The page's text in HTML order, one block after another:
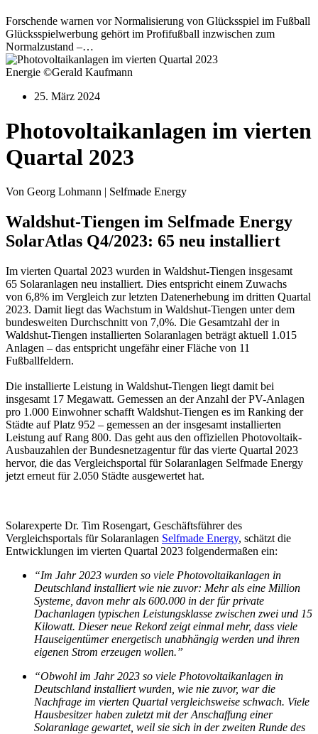
Forschende warnen vor Normalisierung von Glücksspiel im Fußball
Glücksspielwerbung gehört im Profifußball inzwischen zum
Normalzustand –…
Energie ©Gerald Kaufmann
25. März 2024
Photovoltaikanlagen im vierten
Quartal 2023
Von Georg Lohmann | Selfmade Energy
Waldshut-Tiengen im Selfmade Energy
SolarAtlas Q4/2023: 65 neu installiert
Im vierten Quartal 2023 wurden in Waldshut-Tiengen insgesamt
65 Solaranlagen neu installiert. Dies entspricht einem Zuwachs
von 6,8% im Vergleich zur letzten Datenerhebung im dritten Quartal
2023. Damit liegt das Wachstum in Waldshut-Tiengen unter dem
bundesweiten Durchschnitt von 7,0%. Die Gesamtzahl der in
Waldshut-Tiengen installierten Solaranlagen beträgt aktuell 1.015
Anlagen – das entspricht ungefähr einer Fläche von 11
Fußballfeldern.
Die installierte Leistung in Waldshut-Tiengen liegt damit bei
insgesamt 17 Megawatt. Gemessen an der Anzahl der PV-Anlagen
pro 1.000 Einwohner schafft Waldshut-Tiengen es im Ranking der
Städte auf Platz 952 – gemessen an der insgesamt installierten
Leistung auf Rang 800. Das geht aus den offiziellen Photovoltaik-
Ausbauzahlen der Bundesnetzagentur für das vierte Quartal 2023
hervor, die das Vergleichsportal für Solaranlagen Selfmade Energy
jetzt erneut für 2.050 Städte ausgewertet hat.
Solarexperte Dr. Tim Rosengart, Geschäftsführer des
Vergleichsportals für Solaranlagen Selfmade Energy, schätzt die
Entwicklungen im vierten Quartal 2023 folgendermaßen ein:
“Im Jahr 2023 wurden so viele Photovoltaikanlagen in
Deutschland installiert wie nie zuvor: Mehr als eine Million
Systeme, davon mehr als 600.000 in der für private
Dachanlagen typischen Leistungsklasse zwischen zwei und 15
Kilowatt. Dieser neue Rekord zeigt einmal mehr, dass viele
Hauseigentümer energetisch unabhängig werden und ihren
eigenen Strom erzeugen wollen.”
“Obwohl im Jahr 2023 so viele Photovoltaikanlagen in
Deutschland installiert wurden, wie nie zuvor, war die
Nachfrage im vierten Quartal vergleichsweise schwach. Viele
Hausbesitzer haben zuletzt mit der Anschaffung einer
Solaranlage gewartet, weil sie sich in der zweiten Runde des